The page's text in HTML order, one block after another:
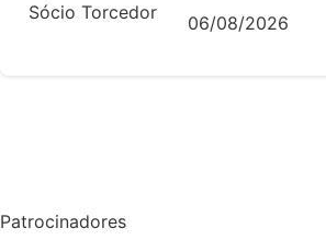
Sócio Torcedor 06/08/2026
Patrocinadores